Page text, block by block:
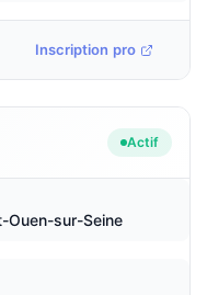
Inscription pro
Actif
Ouen-sur-Seine